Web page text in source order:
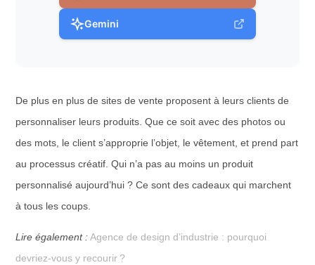
Gemini
De plus en plus de sites de vente proposent à leurs clients de
personnaliser leurs produits. Que ce soit avec des photos ou
des mots, le client s’approprie l’objet, le vêtement, et prend part
au processus créatif. Qui n’a pas au moins un produit
personnalisé aujourd’hui ? Ce sont des cadeaux qui marchent
à tous les coups.
Lire également : Agence de design d’industrie : pourquoi
devriez-vous y recourir ?